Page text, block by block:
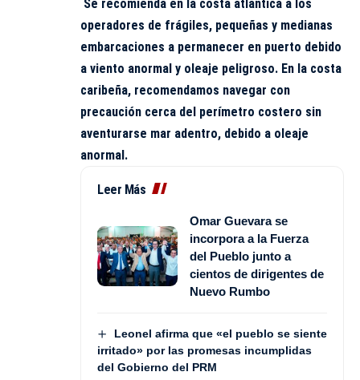
Se recomienda en la costa atlántica a los
operadores de frágiles, pequeñas y medianas
embarcaciones a permanecer en puerto debido
a viento anormal y oleaje peligroso. En la costa
caribeña, recomendamos navegar con
precaución cerca del perímetro costero sin
aventurarse mar adentro, debido a oleaje
anormal.
Leer Más
Omar Guevara se
incorpora a la Fuerza
del Pueblo junto a
cientos de dirigentes de
Nuevo Rumbo
Leonel afirma que «el pueblo se siente
irritado» por las promesas incumplidas
del Gobierno del PRM